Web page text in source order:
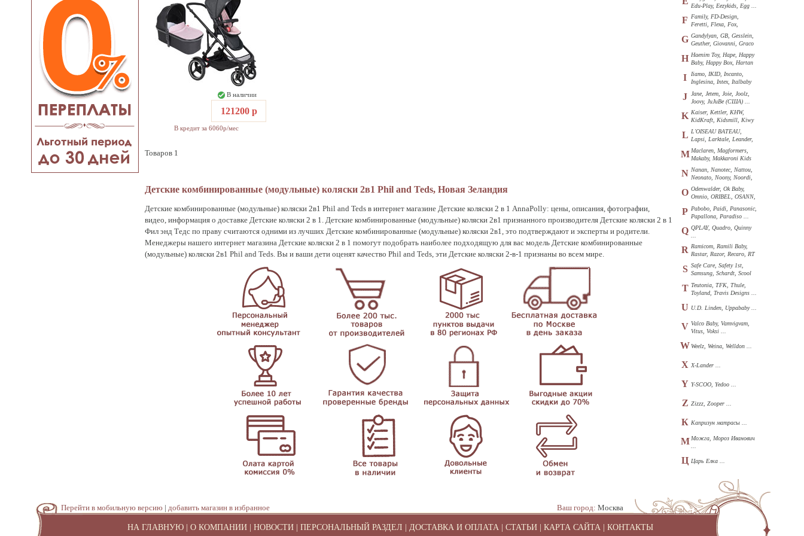
В наличии
121200 р
В кредит за 6060р/мес
Товаров 1
Детские комбинированные (модульные) коляски 2в1 Phil and Teds, Новая Зеландия
Детские комбинированные (модульные) коляски 2в1 Phil and Teds в интернет магазине Детские коляски 2 в 1 AnnaPolly: цены, описания, фотографии,
видео, информация о доставке Детские коляски 2 в 1. Детские комбинированные (модульные) коляски 2в1 признанного производителя Детские коляски 2 в 1
Фил энд Тедс по праву считаются одними из лучших Детские комбинированные (модульные) коляски 2в1, это подтверждают и эксперты и родители.
Менеджеры нашего интернет магазина Детские коляски 2 в 1 помогут подобрать наиболее подходящую для вас модель Детские комбинированные
(модульные) коляски 2в1 Phil and Teds. Вы и ваши дети оценят качество Phil and Teds, эти Детские коляски 2-в-1 признаны во всем мире.
Edu-Play, Eezykids, Egg ...
F
Family, FD-Design,
Feretti, Flexa, Fox,
G Gandylyan, GB, Gesslein,
Geuther, Giovanni, Graco
H Haenim Toy, Hape, Happy
Baby, Happy Box, Hartan
I
Iiamo, IKID, Incanto,
Inglesina, Intex, Italbaby
J
Jane, Jetem, Joie, Joolz,
Joovy, JuJuBe (США) ...
K Kaiser, Kettler, KHW,
KidKraft, Kidsmill, Kiwy
L L'OISEAU BATEAU,
Lapsi, Larktale, Leander,
M Maclaren, Magformers,
Makaby, Makkaroni Kids
N Nanan, Nanotec, Nattou,
Neonato, Noony, Noordi,
O Odenwalder, Ok Baby,
Omnio, ORIBEL, OSANN,
P Pabobo, Paidi, Panasonic,
Papallona, Paradiso ...
Q QPLAY, Quadro, Quinny
R Ramicom, Ramili Baby,
Rastar, Razor, Recaro, RT
S Safe Care, Safety 1st,
Samsung, Schardt, Scool
T Teutonia, TFK, Thule,
Toyland, Travis Designs ...
U U.D. Linden, Uppababy ...
V Valco Baby, Vamvigvam,
Vitus, Voksi ...
WWeelz, Weina, Welldon ...
X X-Lander ...
Y Y-SCOO, Yedoo ...
Z Zizzz, Zooper ...
К Капризун матрасы ...
М Можга, Мороз Иванович
Ц Царь Елка ...
Перейти в мобильную версию | добавить магазин в избранное Ваш город: Москва
НА ГЛАВНУЮ| О КОМПАНИИ| НОВОСТИ| ПЕРСОНАЛЬНЫЙ РАЗДЕЛ ДОСТАВКА И ОПЛАТА| СТАТЬИ| КАРТА САЙТА| КОНТАКТЫ